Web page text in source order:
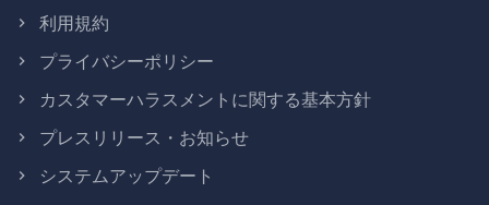
利用規約
プライバシーポリシー
カスタマーハラスメントに関する基本方針
プレスリリース・お知らせ
システムアップデート